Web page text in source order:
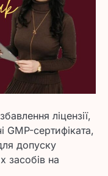
ліцензії,
сертифіката,
допуску
засобів на